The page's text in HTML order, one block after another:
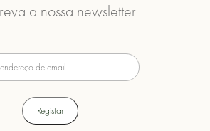
a nossa newsletter